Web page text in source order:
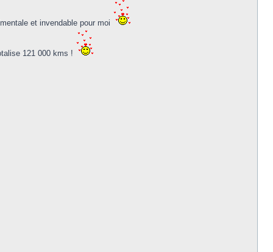
et invendable pour moi
121 000 kms !